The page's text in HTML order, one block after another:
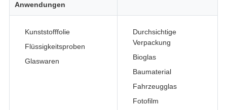
Anwendungen
Kunststofffolie
Flüssigkeitsproben
Glaswaren
Durchsichtige
Verpackung
Bioglas
Baumaterial
Fahrzeugglas
Fotofilm